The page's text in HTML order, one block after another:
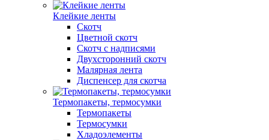
Клейкие ленты
Скотч
Цветной скотч
Скотч с надписями
Двухсторонний скотч
Малярная лента
Диспенсер для скотча
Термопакеты, термосумки
Термопакеты
Термосумки
Хладоэлементы